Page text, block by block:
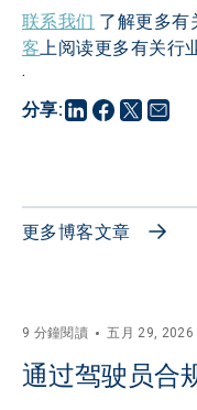
分享:
联系我们 了解更多有
客上阅读更多有关行
.
更多博客文章
9 分鐘閱讀 五月 29, 2026
通过驾驶员合